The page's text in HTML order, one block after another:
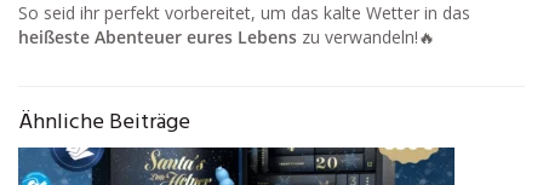
So seid ihr perfekt vorbereitet, um das kalte Wetter in das
heißeste Abenteuer eures Lebens zu verwandeln!🔥
Ähnliche Beiträge